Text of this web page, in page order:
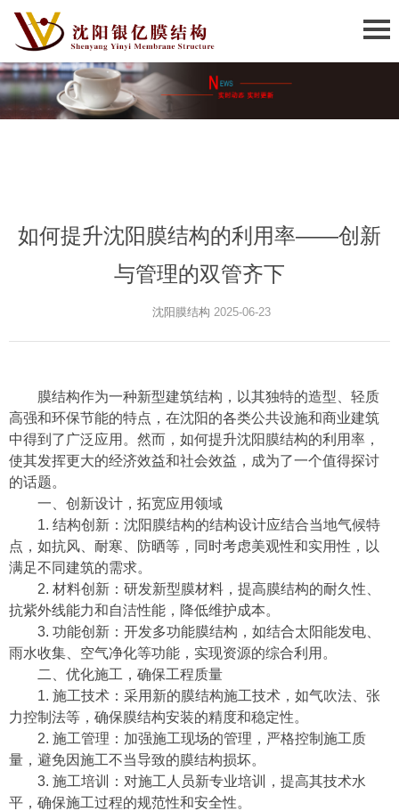
如何提升沈阳膜结构的利用率——创新
与管理的双管齐下
沈阳膜结构 2025-06-23
膜结构作为一种新型建筑结构，以其独特的造型、轻质
高强和环保节能的特点，在沈阳的各类公共设施和商业建筑
中得到了广泛应用。然而，如何提升沈阳膜结构的利用率，
使其发挥更大的经济效益和社会效益，成为了一个值得探讨
的话题。
一、创新设计，拓宽应用领域
1. 结构创新：沈阳膜结构的结构设计应结合当地气候特
点，如抗风、耐寒、防晒等，同时考虑美观性和实用性，以
满足不同建筑的需求。
2. 材料创新：研发新型膜材料，提高膜结构的耐久性、
抗紫外线能力和自洁性能，降低维护成本。
3. 功能创新：开发多功能膜结构，如结合太阳能发电、
雨水收集、空气净化等功能，实现资源的综合利用。
二、优化施工，确保工程质量
1. 施工技术：采用新的膜结构施工技术，如气吹法、张
力控制法等，确保膜结构安装的精度和稳定性。
2. 施工管理：加强施工现场的管理，严格控制施工质
量，避免因施工不当导致的膜结构损坏。
3. 施工培训：对施工人员新专业培训，提高其技术水
平，确保施工过程的规范性和安全性。